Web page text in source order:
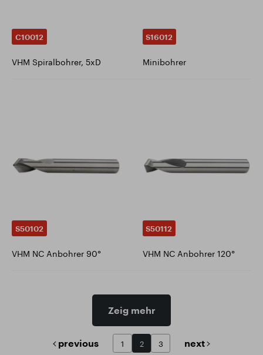
C10012
VHM Spiralbohrer, 5xD
S16012
Minibohrer
S50102
VHM NC Anbohrer 90°
S50112
VHM NC Anbohrer 120°
Zeig mehr
previous 1 2 3 next